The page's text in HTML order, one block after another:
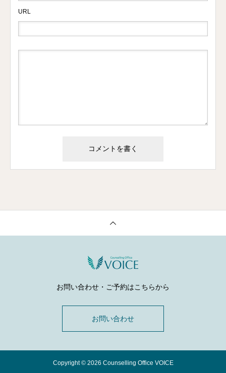
URL
お問い合わせ・ご予約はこちらから
お問い合わせ
Copyright © 2026 Counselling Office VOICE